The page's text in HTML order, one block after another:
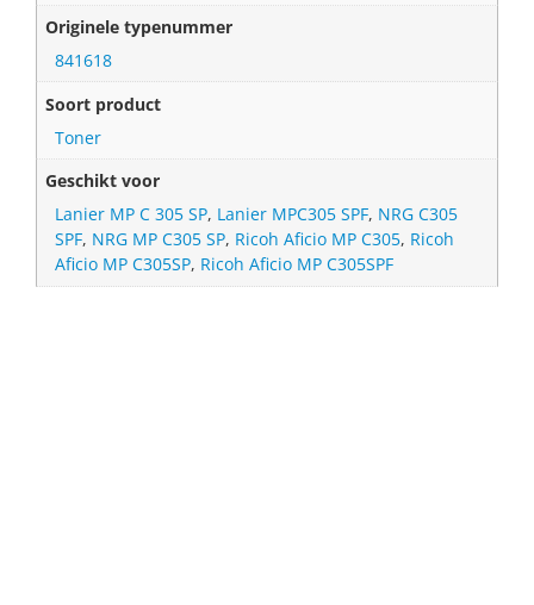
Originele typenummer
841618
Soort product
Toner
Geschikt voor
Lanier MP C 305 SP, Lanier MPC305 SPF, NRG C305
SPF, NRG MP C305 SP, Ricoh Aficio MP C305, Ricoh
Aficio MP C305SP, Ricoh Aficio MP C305SPF